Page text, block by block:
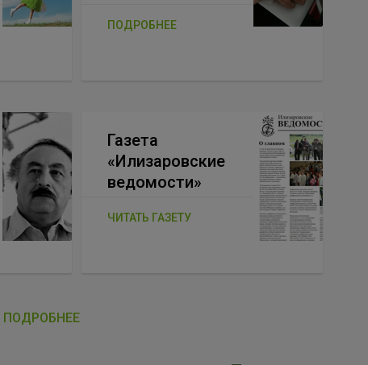
ПОДРОБНЕЕ
Газета
«Илизаровские
ведомости»
ЧИТАТЬ ГАЗЕТУ
ПОДРОБНЕЕ